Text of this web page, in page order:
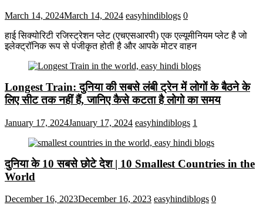
March 14, 2024March 14, 2024 easyhindiblogs 0
हाई सिक्योरिटी रजिस्ट्रेशन प्लेट (एचएसआरपी) एक एल्यूमीनियम प्लेट है जो
इलेक्ट्रॉनिक रूप से पंजीकृत होती है और आपके मोटर वाहन
Longest Train: दुनिया की सबसे लंबी ट्रेन में लोगों के बैठने के
लिए सीट तक ​​नहीं हैं, जानिए कैसे कटता है लोगो का समय
January 17, 2024January 17, 2024 easyhindiblogs 1
दुनिया के 10 सबसे छोटे देश | 10 Smallest Countries in the
World
December 16, 2023December 16, 2023 easyhindiblogs 0